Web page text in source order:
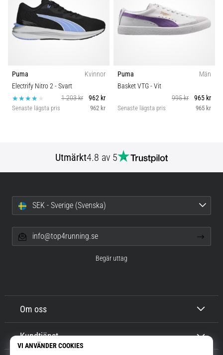
Puma
Kvinnor
Electrify Nitro 2- Svart
1 203 kr
962 kr
Senaste lägsta pris 962 kr
Puma
Män
Basket VTG- Vit
995 kr
965 kr
Senaste lägsta pris 965 kr
Utmärkt4.8 av 5
Om oss
Kundtjänst
SEK - Sverige (Svenska)
info@top4running.se
Begär uttag